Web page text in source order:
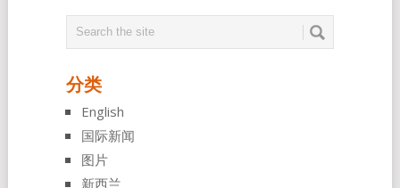
分类
English
国际新闻
图片
新西兰